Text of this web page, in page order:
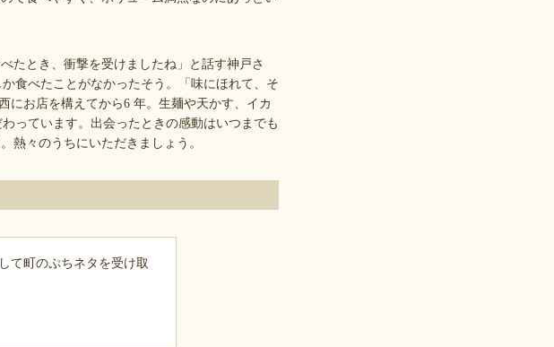
たとき、衝撃を受けましたね」と話す神戸さ
食べたことがなかったそう。「味にほれて、そ
にお店を構えてから6 年。生麺や天かす、イカ
っています。出会ったときの感動はいつまでも
熱々のうちにいただきましょう。
て町のぷちネタを受け取